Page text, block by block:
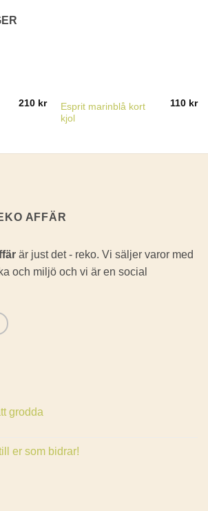
210 kr
Esprit marinblå kort
kjol
110 kr
AFFÄR
är just det - reko. Vi säljer varor med
och miljö och vi är en social
grodda
er som bidrar!